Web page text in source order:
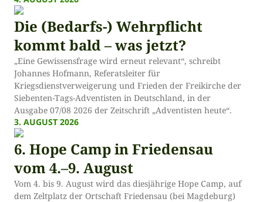
Die (Bedarfs-) Wehrpflicht
kommt bald – was jetzt?
„Eine Gewissensfrage wird erneut relevant“, schreibt
Johannes Hofmann, Referatsleiter für
Kriegsdienstverweigerung und Frieden der Freikirche der
Siebenten-Tags-Adventisten in Deutschland, in der
Ausgabe 07/08 2026 der Zeitschrift „Adventisten heute“.
3. AUGUST 2026
6. Hope Camp in Friedensau
vom 4.–9. August
Vom 4. bis 9. August wird das diesjährige Hope Camp, auf
dem Zeltplatz der Ortschaft Friedensau (bei Magdeburg)